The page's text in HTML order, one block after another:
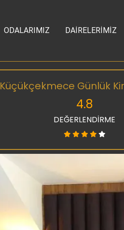
ODALARIMIZ DAİRELERİMİZ
Küçükçekmece Günlük
4.8
DEĞERLENDİRME